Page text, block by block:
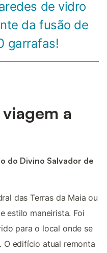
de vidro
da fusão de
garrafas!
a
do Divino Salvador de
das Terras da Maia ou
estilo maneirista. Foi
para o local onde se
O edifício atual remonta